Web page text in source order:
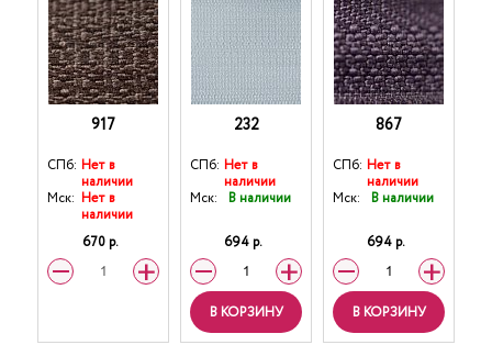
917
СПб: Нет в
наличии
Мск: Нет в
наличии
670 р.
232
СПб: Нет в
наличии
Мск:
В наличии
694 р.
В КОРЗИНУ
867
СПб: Нет в
наличии
Мск:
В наличии
694 р.
В КОРЗИНУ